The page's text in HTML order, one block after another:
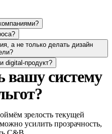
а не только делать дизайн
digital-продукт?
вашу систему
зрелость текущей
усилить прозрачность,